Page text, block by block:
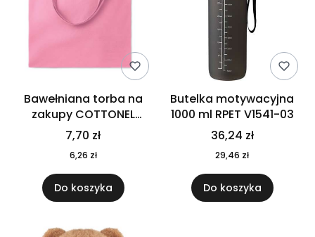
Bawełniana torba na
zakupy COTTONEL
COLOUR++ MO9846-11
7,70 zł
6,26 zł
Do koszyka
Butelka motywacyjna
1000 ml RPET V1541-03
36,24 zł
29,46 zł
Do koszyka